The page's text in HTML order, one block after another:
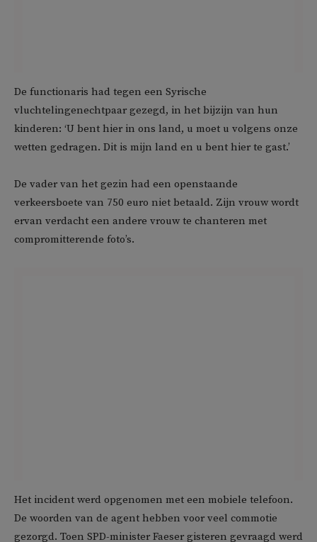
De functionaris had tegen een Syrische
vluchtelingenechtpaar gezegd, in het bijzijn van hun
kinderen: ‘U bent hier in ons land, u moet u volgens onze
wetten gedragen. Dit is mijn land en u bent hier te gast.’
De vader van het gezin had een openstaande
verkeersboete van 750 euro niet betaald. Zijn vrouw wordt
ervan verdacht een andere vrouw te chanteren met
compromitterende foto’s.
Het incident werd opgenomen met een mobiele telefoon.
De woorden van de agent hebben voor veel commotie
gezorgd. Toen SPD-minister Faeser gisteren gevraagd werd